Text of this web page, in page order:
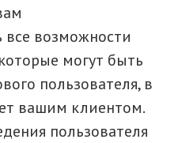
возможности
могут быть
пользователя, в
вашим клиентом.
пользователя